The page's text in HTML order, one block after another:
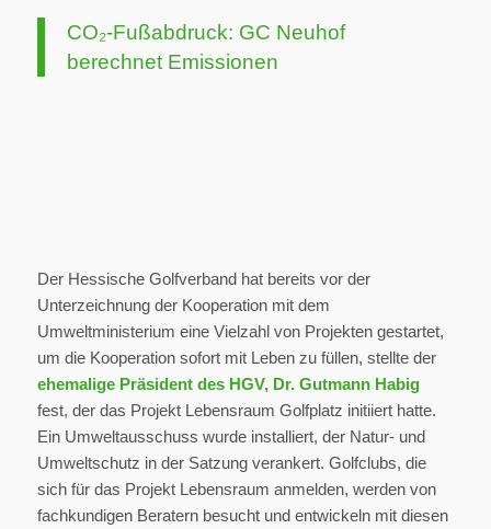
CO₂-Fußabdruck: GC Neuhof
berechnet Emissionen
Der Hessische Golfverband hat bereits vor der
Unterzeichnung der Kooperation mit dem
Umweltministerium eine Vielzahl von Projekten gestartet,
um die Kooperation sofort mit Leben zu füllen, stellte der
ehemalige Präsident des HGV, Dr. Gutmann Habig
fest, der das Projekt Lebensraum Golfplatz initiiert hatte.
Ein Umweltausschuss wurde installiert, der Natur- und
Umweltschutz in der Satzung verankert. Golfclubs, die
sich für das Projekt Lebensraum anmelden, werden von
fachkundigen Beratern besucht und entwickeln mit diesen